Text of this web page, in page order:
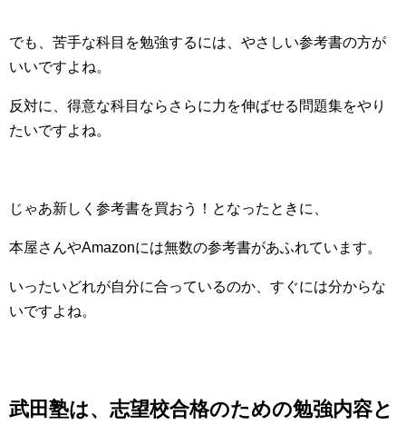
でも、苦手な科目を勉強するには、やさしい参考書の方が
いいですよね。
反対に、得意な科目ならさらに力を伸ばせる問題集をやり
たいですよね。
じゃあ新しく参考書を買おう！となったときに、
本屋さんやAmazonには無数の参考書があふれています。
いったいどれが自分に合っているのか、すぐには分からな
いですよね。
武田塾は、志望校合格のための勉強内容と